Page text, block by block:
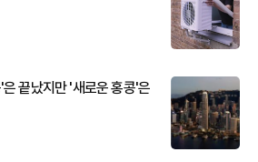
끝났지만 '새로운 홍콩'은